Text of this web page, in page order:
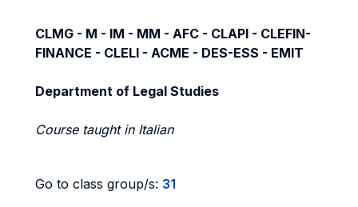
CLMG - M - IM - MM - AFC - CLAPI - CLEFIN-
FINANCE - CLELI - ACME - DES-ESS - EMIT
Department of Legal Studies
Course taught in Italian
Go to class group/s: 31